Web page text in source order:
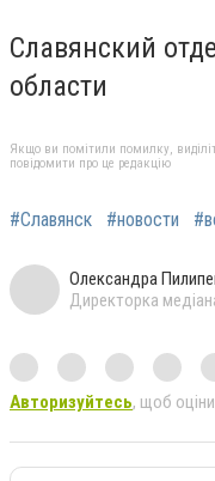
Славянский
области
Якщо ви помітили помилку,
повідомити про це редакцію
#Славянск #новости
Олександра
Директорка
Авторизуйтесь, щоб